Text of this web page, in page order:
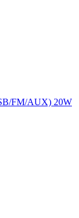
FM/AUX) 20W